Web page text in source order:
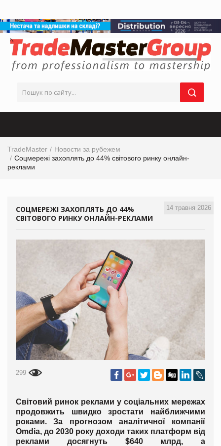
TradeMaster
Новости за рубежем
Соцмережі захоплять до 44% світового ринку онлайн-
реклами
14 травня 2026
СОЦМЕРЕЖІ ЗАХОПЛЯТЬ ДО 44%
СВІТОВОГО РИНКУ ОНЛАЙН-РЕКЛАМИ
299
Світовий ринок реклами у соціальних мережах
продовжить швидко зростати найближчими
роками. За прогнозом аналітичної компанії
Omdia, до 2030 року доходи таких платформ від
реклами досягнуть $640 млрд, а